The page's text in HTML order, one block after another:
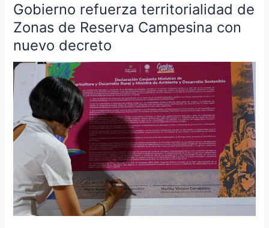
Gobierno refuerza territorialidad de
Zonas de Reserva Campesina con
nuevo decreto
Gobierno
refuerza
territorialidad
de
Zonas
de
Reserva
Campesina
con
nuevo
decreto